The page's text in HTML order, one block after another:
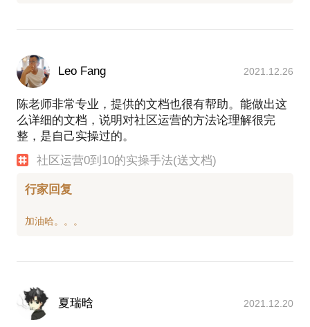
Leo Fang 2021.12.26
陈老师非常专业，提供的文档也很有帮助。能做出这
么详细的文档，说明对社区运营的方法论理解很完
整，是自己实操过的。
社区运营0到10的实操手法(送文档)
行家回复
夏瑞晗 2021.12.20